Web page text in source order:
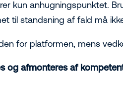
kun
til standsning af fald må
for platformen, mens
og afmonteres af